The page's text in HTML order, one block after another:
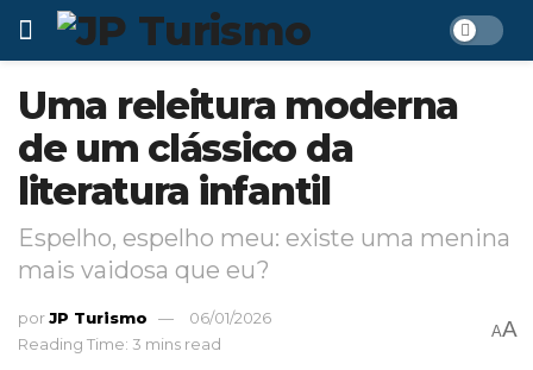
Uma releitura moderna
de um clássico da
literatura infantil
Espelho, espelho meu: existe uma menina
mais vaidosa que eu?
porJP Turismo
06/01/2026
Reading Time: 3 mins read
AA